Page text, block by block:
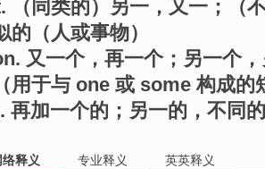
（同类的）另一，又一；（
的（人或事物）
又一个，再一个；另一个
用于与 one 或 some 构成的
再加一个的；另一的，不同
络释义 专业释义 英英释义